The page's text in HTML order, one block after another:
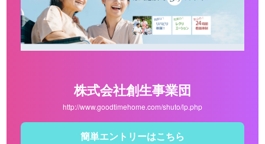
株式会社創生事業団
http://www.goodtimehome.com/shuto/lp.php
簡単エントリーはこちら